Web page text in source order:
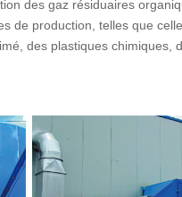
des gaz résiduaires
de production, telles que
des plastiques chimiques,